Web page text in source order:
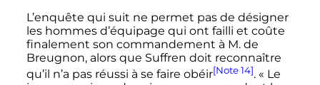
L’enquête qui suit ne permet pas de désigner
les hommes d’équipage qui ont failli et coûte
finalement son commandement à M. de
Breugnon, alors que Suffren doit reconnaître
qu’il n’a pas réussi à se faire obéir[Note 14]. « Le